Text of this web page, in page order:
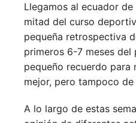
Llegamos al ecuador
mitad del curso
pequeña retrospectiva
primeros 6-7 meses del
pequeño recuerdo para
mejor, pero tampoco de
A lo largo de estas